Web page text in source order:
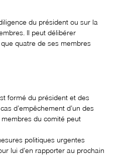
du président ou sur la
Il peut délibérer
quatre de ses membres
formé du président et des
d’empêchement d’un des
du comité peut
politiques urgentes
lui d’en rapporter au prochain